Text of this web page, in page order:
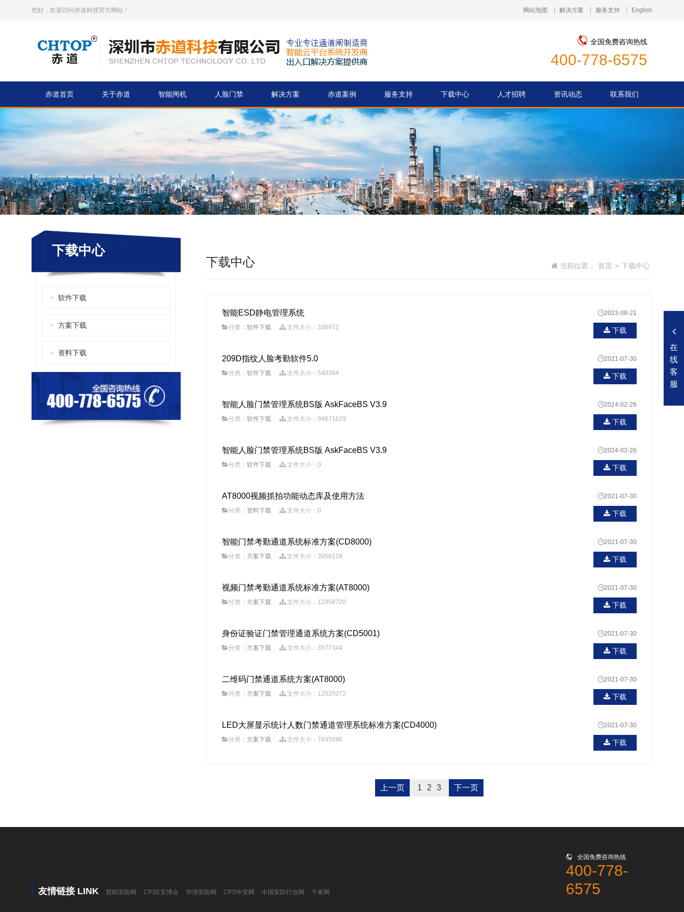
您好，欢迎访问赤道科技官方网站！ 网站地图 解决方案 服务支持 English
 全国免费咨询热线
400-778-6575
赤道首页 关于赤道 智能闸机 人脸门禁 解决方案 赤道案例 服务支持 下载中心 人才招聘 资讯动态 联系我们

下载中心
软件下载
方案下载
资料下载
下载中心 当前位置： 首页 > 下载中心
智能ESD静电管理系统 2023-08-21
分类： 软件下载 文件大小：336972 下载
209D指纹人脸考勤软件5.0 2021-07-30
分类： 软件下载 文件大小：540384 下载
智能人脸门禁管理系统BS版 AskFaceBS V3.9 2024-02-26
分类： 软件下载 文件大小：94871629 下载
智能人脸门禁管理系统BS版 AskFaceBS V3.9 2024-02-26
分类： 软件下载 文件大小：0 下载
AT8000视频抓拍功能动态库及使用方法 2021-07-30
分类： 资料下载 文件大小：0 下载
智能门禁考勤通道系统标准方案(CD8000) 2021-07-30
分类： 方案下载 文件大小：3056128 下载
视频门禁考勤通道系统标准方案(AT8000) 2021-07-30
分类： 方案下载 文件大小：12958720 下载
身份证验证门禁管理通道系统方案(CD5001) 2021-07-30
分类： 方案下载 文件大小：3577344 下载
二维码门禁通道系统方案(AT8000) 2021-07-30
分类： 方案下载 文件大小：12035072 下载
LED大屏显示统计人数门禁通道管理系统标准方案(CD4000) 2021-07-30
分类： 方案下载 文件大小：7645696 下载
上一页 1 2 3 下一页
友情链接 LINK 慧聪安防网 CPSE安博会 华强安防网 CPS中安网 中国安防行业网 千家网
 全国免费咨询热线
400-778-
6575
在
线
客
服